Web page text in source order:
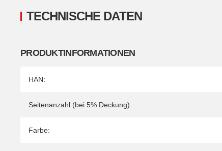
TECHNISCHE DATEN
PRODUKTINFORMATIONEN
Produkteigenschaft
Wert
HAN:
Seitenanzahl (bei 5% Deckung):
Farbe: